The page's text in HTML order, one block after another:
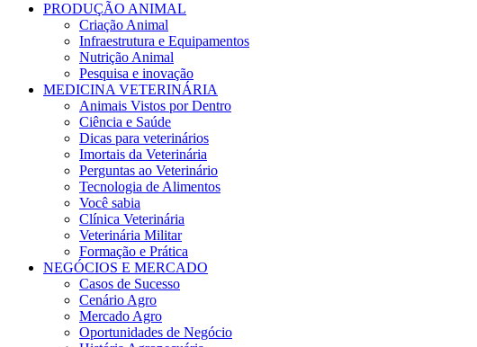
PRODUÇÃO ANIMAL
Criação Animal
Infraestrutura e Equipamentos
Nutrição Animal
Pesquisa e inovação
MEDICINA VETERINÁRIA
Animais Vistos por Dentro
Ciência e Saúde
Dicas para veterinários
Imortais da Veterinária
Perguntas ao Veterinário
Tecnologia de Alimentos
Você sabia
Clínica Veterinária
Veterinária Militar
Formação e Prática
NEGÓCIOS E MERCADO
Casos de Sucesso
Cenário Agro
Mercado Agro
Oportunidades de Negócio